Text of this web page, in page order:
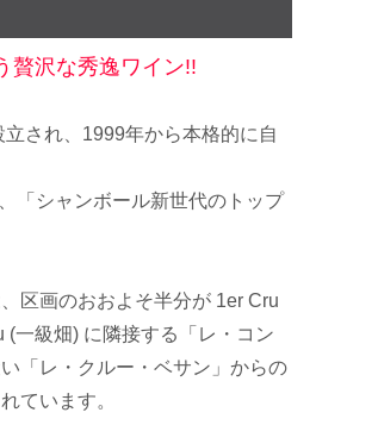
贅沢な秀逸ワイン!!
され、1999年から本格的に自
「シャンボール新世代のトップ
区画のおおよそ半分が 1er Cru
一級畑) に隣接する「レ・コン
「レ・クルー・ベサン」からの
ています。